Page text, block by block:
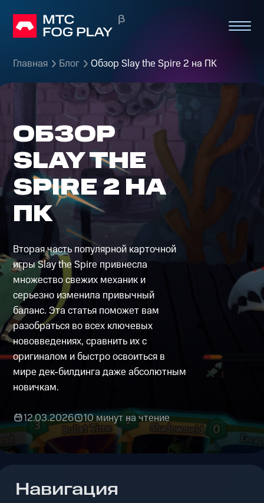
Главная Блог Обзор Slay the Spire 2 на ПК
ОБЗОР
SLAY THE
SPIRE 2 НА
ПК
Вторая часть популярной карточной
игры Slay the Spire привнесла
множество свежих механик и
серьезно изменила привычный
баланс. Эта статья поможет вам
разобраться во всех ключевых
нововведениях, сравнить их с
оригиналом и быстро освоиться в
мире дек-билдинга даже абсолютным
новичкам.
12.03.2026 10 минут на чтение
Навигация